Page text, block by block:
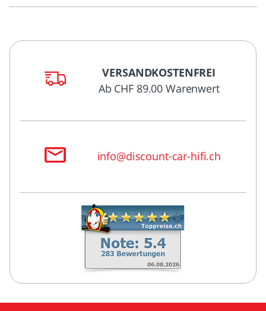
VERSANDKOSTENFREI
Ab CHF 89.00 Warenwert
info@discount-car-hifi.ch